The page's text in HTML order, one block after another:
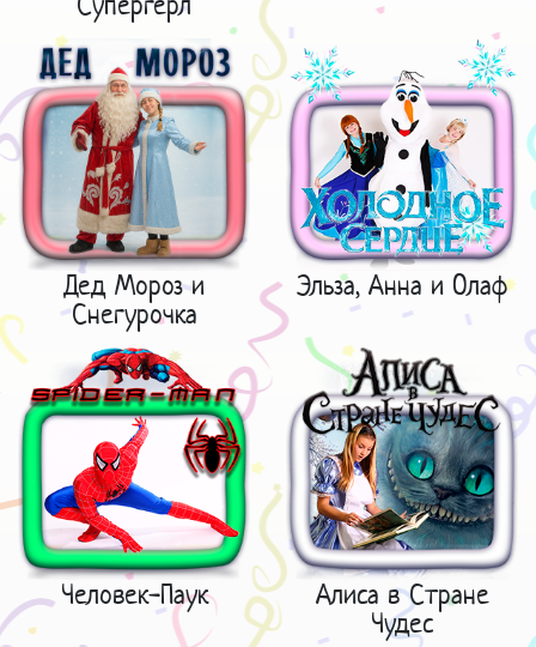
Дед Мороз и
Снегурочка
Эльза, Анна и Олаф
Человек-Паук
Алиса в Стране
Чудес